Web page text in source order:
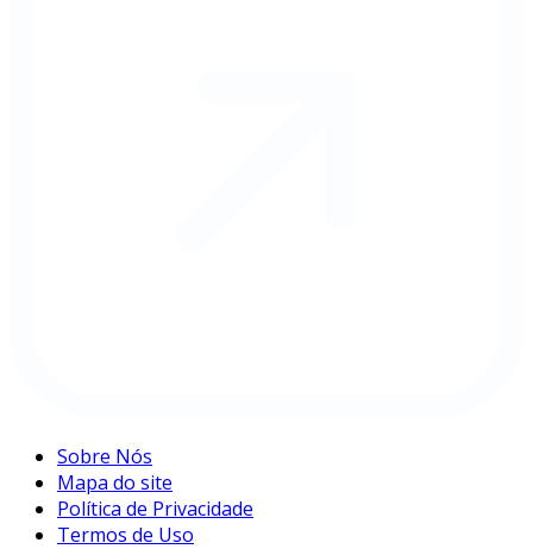
Sobre Nós
Mapa do site
Política de Privacidade
Termos de Uso